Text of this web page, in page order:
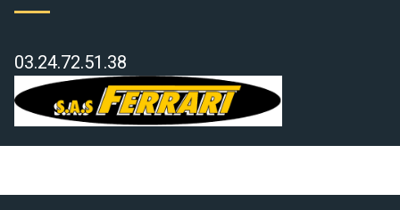
03.24.72.51.38